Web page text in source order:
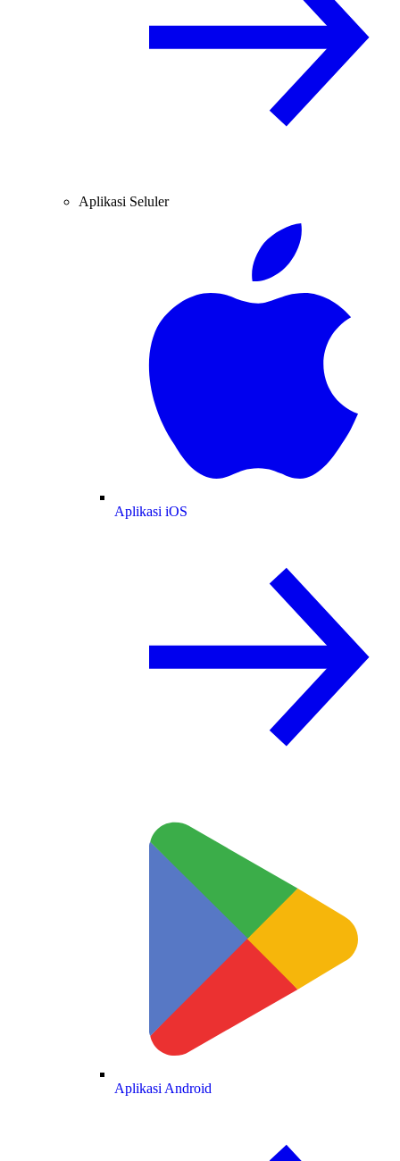
Aplikasi Seluler
Aplikasi iOS
Aplikasi Android